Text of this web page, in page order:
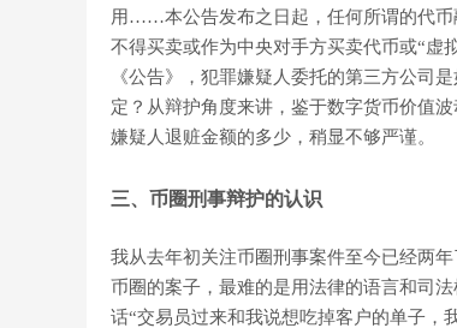
用……本公告发布之日起，任何所谓的代币
不得买卖或作为中央对手方买卖代币或“虚
《公告》，犯罪嫌疑人委托的第三方公司
定？从辩护角度来讲，鉴于数字货币价值
嫌疑人退赃金额的多少，稍显不够严谨。
三、币圈刑事辩护的认识
我从去年初关注币圈刑事案件至今已经两
币圈的案子，最难的是用法律的语言和司
话“交易员过来和我说想吃掉客户的单子，